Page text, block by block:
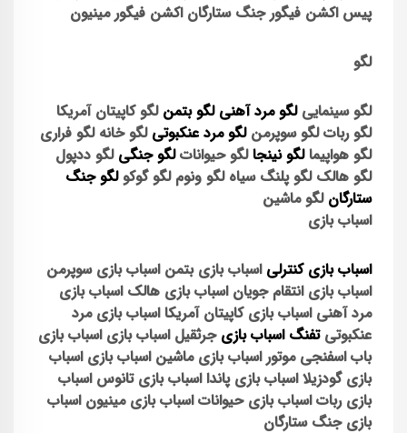
پیس اکشن فیگور جنگ ستارگان اکشن فیگور مینیون
لگو
لگو سینمایی لگو مرد آهنی لگو بتمن لگو کاپیتان آمریکا
لگو ربات لگو سوپرمن لگو مرد عنکبوتی لگو خانه لگو فراری
لگو هواپیما لگو نینجا لگو حیوانات لگو جنگی لگو ددپول
لگو هالک لگو پلنگ سیاه لگو ونوم لگو گوکو لگو جنگ
ستارگان لگو ماشین
اسباب بازی
اسباب بازی کنترلی اسباب بازی بتمن اسباب بازی سوپرمن
اسباب بازی انتقام جویان اسباب بازی هالک اسباب بازی
مرد آهنی اسباب بازی کاپیتان آمریکا اسباب بازی مرد
عنکبوتی تفنگ اسباب بازی جرثقیل اسباب بازی اسباب بازی
باب اسفنجی موتور اسباب بازی ماشین اسباب بازی اسباب
بازی گودزیلا اسباب بازی پاندا اسباب بازی تانوس اسباب
بازی ربات اسباب بازی حیوانات اسباب بازی مینیون اسباب
بازی جنگ ستارگان